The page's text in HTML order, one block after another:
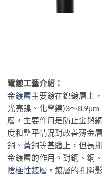
電鍍工藝介紹：
金鍍層主要鍍在鎳鍍層上
光亮鎳、化學鎳)3～
層，主要作用是防止金與
度和整平情況對改善薄金
銅、 黃銅等基體上，但長
金鍍層的作用。對鋼、銅
陰極性鍍層 。鍍層的孔隙